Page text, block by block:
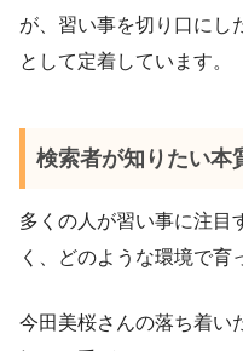
が、習い事を切り口にし
として定着しています。
検索者が知りたい本
多くの人が習い事に注目
く、どのような環境で育
今田美桜さんの落ち着い